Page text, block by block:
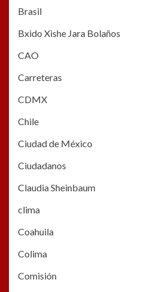
Brasil
Bxido Xishe Jara Bolaños
CAO
Carreteras
CDMX
Chile
Ciudad de México
Ciudadanos
Claudia Sheinbaum
clima
Coahuila
Colima
Comisión